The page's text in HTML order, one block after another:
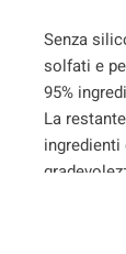
Senza
solfati e
95%
La